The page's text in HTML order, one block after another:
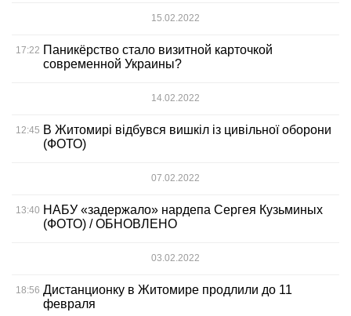
15.02.2022
17:22 Паникёрство стало визитной карточкой
современной Украины?
14.02.2022
12:45 В Житомирі відбувся вишкіл із цивільної оборони
(ФОТО)
07.02.2022
13:40 НАБУ «задержало» нардепа Сергея Кузьминых
(ФОТО) / ОБНОВЛЕНО
03.02.2022
18:56 Дистанционку в Житомире продлили до 11
февраля